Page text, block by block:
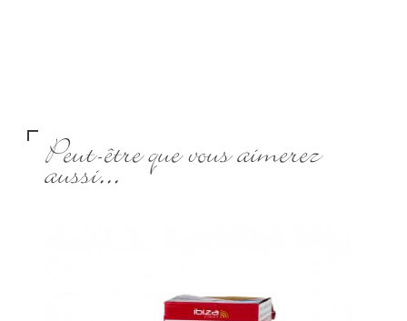
Peut-être que vous aimerez
aussi...